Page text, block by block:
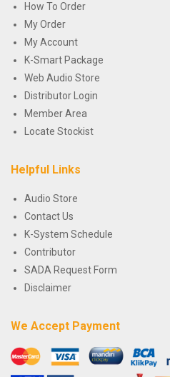
How To Order
My Order
My Account
K-Smart Package
Web Audio Store
Distributor Login
Member Area
Locate Stockist
Helpful Links
Audio Store
Contact Us
K-System Schedule
Contributor
SADA Request Form
Disclaimer
We Accept Payment